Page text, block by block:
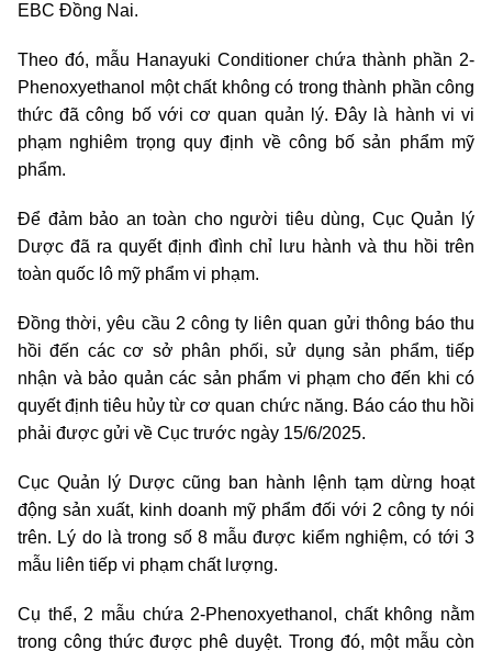
EBC Đồng Nai.
Theo đó, mẫu Hanayuki Conditioner chứa thành phần 2-
Phenoxyethanol một chất không có trong thành phần công
thức đã công bố với cơ quan quản lý. Đây là hành vi vi
phạm nghiêm trọng quy định về công bố sản phẩm mỹ
phẩm.
Để đảm bảo an toàn cho người tiêu dùng, Cục Quản lý
Dược đã ra quyết định đình chỉ lưu hành và thu hồi trên
toàn quốc lô mỹ phẩm vi phạm.
Đồng thời, yêu cầu 2 công ty liên quan gửi thông báo thu
hồi đến các cơ sở phân phối, sử dụng sản phẩm, tiếp
nhận và bảo quản các sản phẩm vi phạm cho đến khi có
quyết định tiêu hủy từ cơ quan chức năng. Báo cáo thu hồi
phải được gửi về Cục trước ngày 15/6/2025.
Cục Quản lý Dược cũng ban hành lệnh tạm dừng hoạt
động sản xuất, kinh doanh mỹ phẩm đối với 2 công ty nói
trên. Lý do là trong số 8 mẫu được kiểm nghiệm, có tới 3
mẫu liên tiếp vi phạm chất lượng.
Cụ thể, 2 mẫu chứa 2-Phenoxyethanol, chất không nằm
trong công thức được phê duyệt. Trong đó, một mẫu còn